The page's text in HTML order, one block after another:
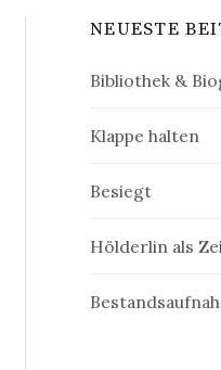
NEUESTE
Bibliothek &
Klappe halten
Besiegt
Hölderlin als